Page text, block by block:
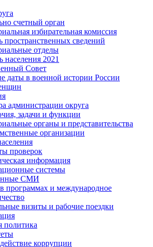
счетный орган
избирательная комиссия
пространственных сведений
отделы
населения 2021
Совет
даты в военной истории России
администрации округа
задачи и функции
органы и представительства
организации
проверок
информация
системы
СМИ
программах и международное
визиты и рабочие поездки
политика
коррупции